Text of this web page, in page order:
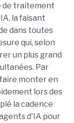
de traitement
la faisant
dans toutes
qui, selon
un plus grand
Par
monter en
lors des
la cadence
d'IA pour